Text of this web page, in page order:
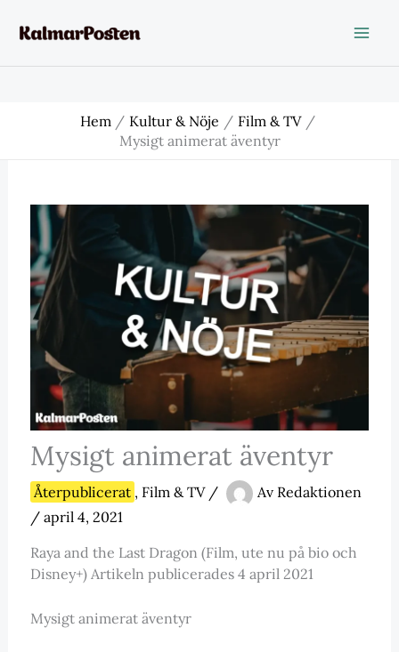
Hem Kultur & Nöje
Film & TV
Mysigt animerat äventyr
Mysigt animerat äventyr
Återpublicerat , Film & TV/ Av Redaktionen
/ april 4, 2021
Raya and the Last Dragon (Film, ute nu på bio och
Disney+) Artikeln publicerades 4 april 2021
Mysigt animerat äventyr